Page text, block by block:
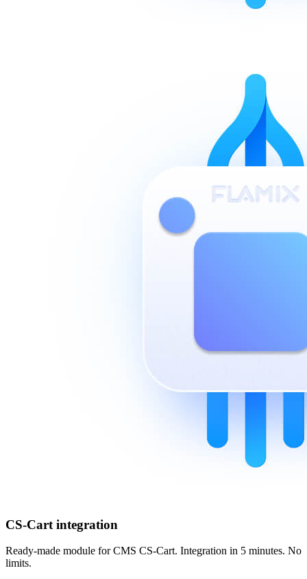
CS-Cart integration
Ready-made module for CMS CS-Cart. Integration in 5 minutes. No
limits.